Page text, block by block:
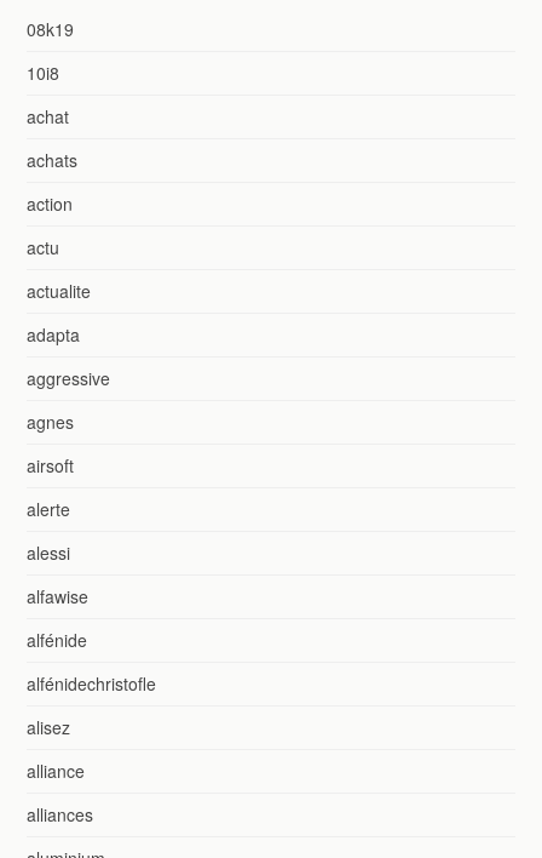
08k19
10i8
achat
achats
action
actu
actualite
adapta
aggressive
agnes
airsoft
alerte
alessi
alfawise
alfénide
alfénidechristofle
alisez
alliance
alliances